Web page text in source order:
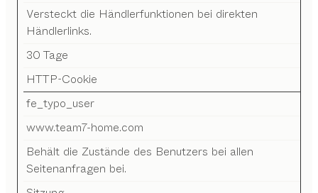
Versteckt die Händlerfunktionen bei direkten
Händlerlinks.
30 Tage
HTTP-Cookie
fe_typo_user
www.team7-home.com
Behält die Zustände des Benutzers bei allen
Seitenanfragen bei.